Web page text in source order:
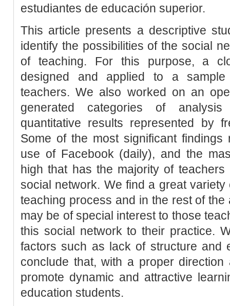
estudiantes de educación superior.
This article presents a descriptive
identify the possibilities of the social
of teaching. For this purpose, a
designed and applied to a
teachers. We also worked on an
generated categories of
quantitative results represented by
Some of the most significant
use of Facebook (daily), and the
high that has the majority of
social network. We find a great
teaching process and in the rest of
may be of special interest to those
this social network to their practice.
factors such as lack of structure and
conclude that, with a proper
promote dynamic and attractive
education students.